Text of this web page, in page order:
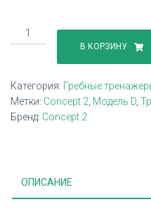
Количество
товара
Concept2
RowErg
(ex.
монитором
PM5
В КОРЗИНУ
Категория: Гребные
Метки: Concept 2, Модель D,
Бренд: Concept 2
ОПИСАНИЕ